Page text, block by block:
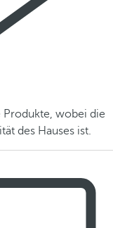
Produkte, wobei die
des Hauses ist.